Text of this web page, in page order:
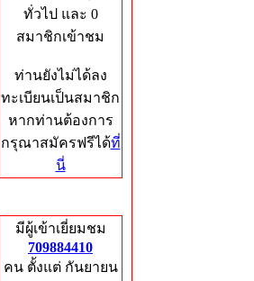
ทั่วไป และ 0
สมาชิกเข้าชม
ท่านยังไม่ได้ลง
ทะเบียนเป็นสมาชิก
หากท่านต้องการ
กรุณาสมัครฟรีได้ที่
นี่
มีผู้เข้าเยี่ยมชม
709884410
คน ตั้งแต่ กันยายน